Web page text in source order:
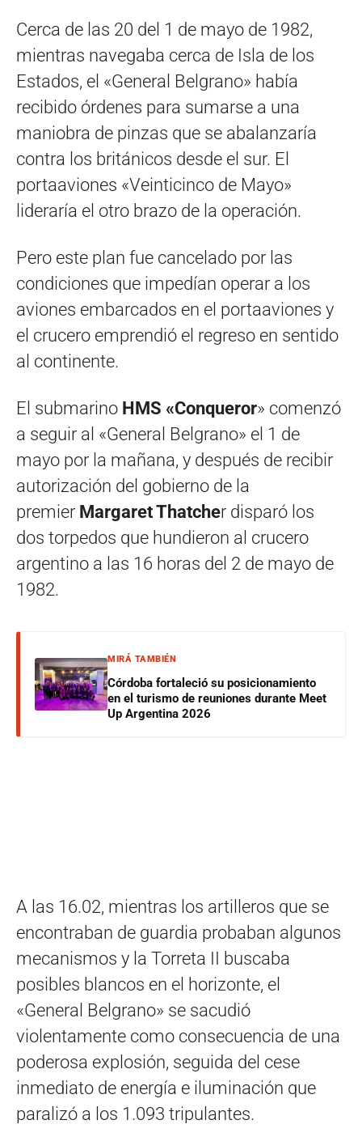
Cerca de las 20 del 1 de mayo de 1982,
mientras navegaba cerca de Isla de los
Estados, el «General Belgrano» había
recibido órdenes para sumarse a una
maniobra de pinzas que se abalanzaría
contra los británicos desde el sur. El
portaaviones «Veinticinco de Mayo»
lideraría el otro brazo de la operación.
Pero este plan fue cancelado por las
condiciones que impedían operar a los
aviones embarcados en el portaaviones y
el crucero emprendió el regreso en sentido
al continente.
El submarino HMS «Conqueror» comenzó
a seguir al «General Belgrano» el 1 de
mayo por la mañana, y después de recibir
autorización del gobierno de la
premier Margaret Thatcher disparó los
dos torpedos que hundieron al crucero
argentino a las 16 horas del 2 de mayo de
1982.
MIRÁ TAMBIÉN
Córdoba fortaleció su posicionamiento
en el turismo de reuniones durante Meet
Up Argentina 2026
A las 16.02, mientras los artilleros que se
encontraban de guardia probaban algunos
mecanismos y la Torreta II buscaba
posibles blancos en el horizonte, el
«General Belgrano» se sacudió
violentamente como consecuencia de una
poderosa explosión, seguida del cese
inmediato de energía e iluminación que
paralizó a los 1.093 tripulantes.